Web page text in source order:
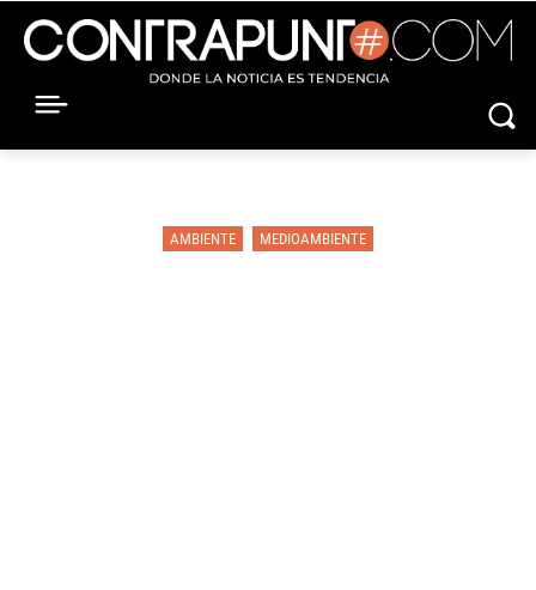
AMBIENTE MEDIOAMBIENTE